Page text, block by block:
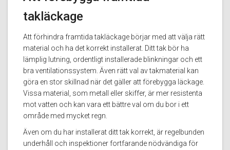
takläckage
Att förhindra framtida takläckage börjar med att välja rätt
material och ha det korrekt installerat. Ditt tak bör ha
lämplig lutning, ordentligt installerade blinkningar och ett
bra ventilationssystem. Även rätt val av takmaterial kan
göra en stor skillnad när det gäller att förebygga läckage.
Vissa material, som metall eller skiffer, är mer resistenta
mot vatten och kan vara ett bättre val om du bor i ett
område med mycket regn.
Även om du har installerat ditt tak korrekt, är regelbunden
underhåll och inspektioner fortfarande nödvändiga för